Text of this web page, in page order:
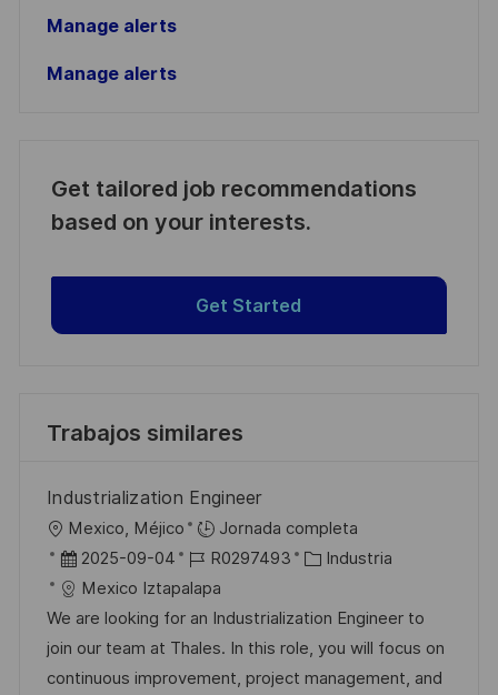
Manage alerts
Manage alerts
Get tailored job recommendations
based on your interests.
Get Started
Trabajos similares
Industrialization Engineer
U
b
c
a
c
Mexico, Méjico
Jornada completa
F
e
c
h
a
2025-09-04
I
D
d
e
e
R0297493
C
t
e
g
Industria
Mexico Iztapalapa
We are looking for an Industrialization Engineer to
join our team at Thales. In this role, you will focus on
continuous improvement, project management, and